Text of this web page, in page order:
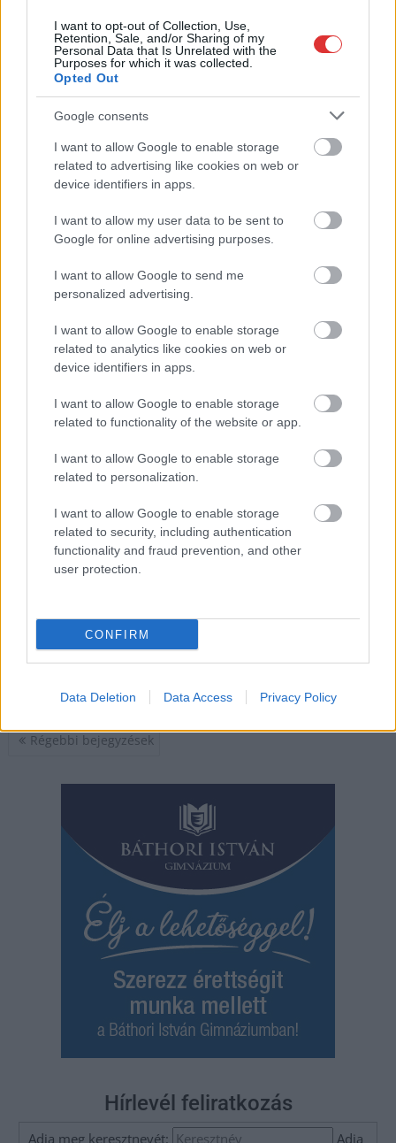
I want to opt-out of Collection, Use,
Retention, Sale, and/or Sharing of my
Personal Data that Is Unrelated with the
Purposes for which it was collected.
Opted Out
Google consents
I want to allow Google to enable storage
related to advertising like cookies on web or
device identifiers in apps.
I want to allow my user data to be sent to
Google for online advertising purposes.
I want to allow Google to send me
personalized advertising.
I want to allow Google to enable storage
related to analytics like cookies on web or
device identifiers in apps.
I want to allow Google to enable storage
related to functionality of the website or app.
I want to allow Google to enable storage
related to personalization.
I want to allow Google to enable storage
related to security, including authentication
functionality and fraud prevention, and other
user protection.
CONFIRM
Data Deletion Data Access Privacy Policy
korábban az Iványi
Gábor egyháza által
járt. Azt viszont felsőbb utasításra ellehetetlenítették, a
diákoknak menniük kellett, amerre láttak. Ilyenkor kié a
felelősség?
TOVÁBB OLVASOM
Magyarország diák,egészség,egyház,felakaszt felelősség
iványi gábor,lelki ,magát,mosdó,tönkretesz,utasítás
Szalay Ferenc szerint felemelő volt hallgatni a
2024.09.17. Fazekas Adrián
Nagykun-Szolnok
megyében bukkant fel
a kegyelmi ügyben K.
Endrének kegyelemért
Míg a nyár folyamán
Jászberényben szólalt fel a helyi gyülekezet előtt, most
Szolnokon egy hálaadó istentiszteletén beszélt: Szalay Ferenc
TOVÁBB OLVASOM
Szolnok balog zoltán,egyház,püspök,református,Szalay Ferenc
Bejegyzés
Régebbi bejegyzések
Hírlevél feliratkozás
Adja meg keresztnevét: Adja